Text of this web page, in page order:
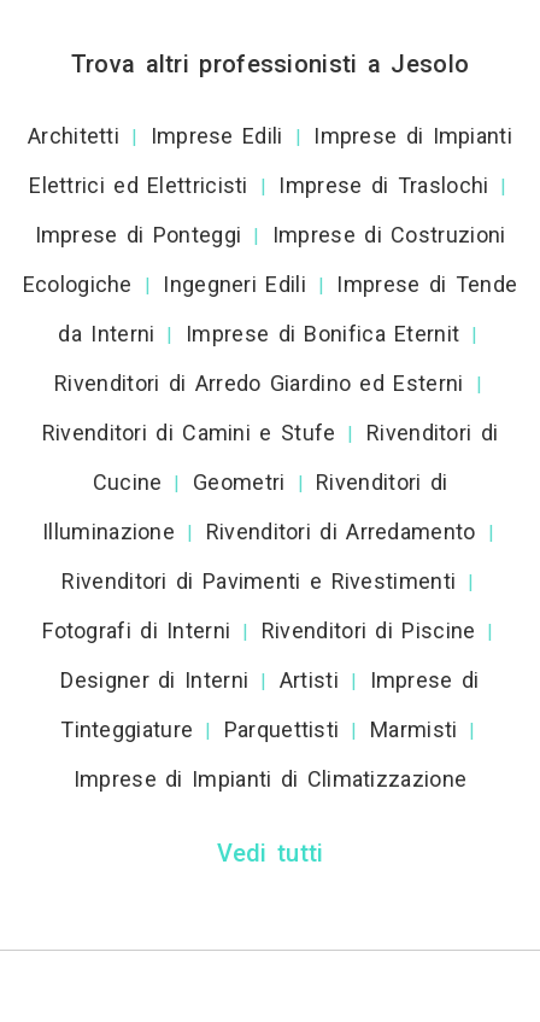
Trova altri professionisti a Jesolo
Architetti | Imprese Edili |
Imprese di Impianti
Elettrici ed Elettricisti
| Imprese di Traslochi |
Imprese di Ponteggi |
Imprese di Costruzioni
Ecologiche
| Ingegneri Edili |
Imprese di Tende
da Interni
| Imprese di Bonifica Eternit |
Rivenditori di Arredo Giardino ed Esterni |
Rivenditori di Camini e Stufe |
Rivenditori di
Cucine
| Geometri |
Rivenditori di
Illuminazione
| Rivenditori di Arredamento |
Rivenditori di Pavimenti e Rivestimenti |
Fotografi di Interni | Rivenditori di Piscine |
Designer di Interni | Artisti |
Imprese di
Tinteggiature
| Parquettisti | Marmisti |
Imprese di Impianti di Climatizzazione
Vedi tutti